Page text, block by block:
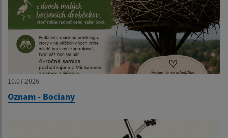
10.07.2026
Oznam - Bociany